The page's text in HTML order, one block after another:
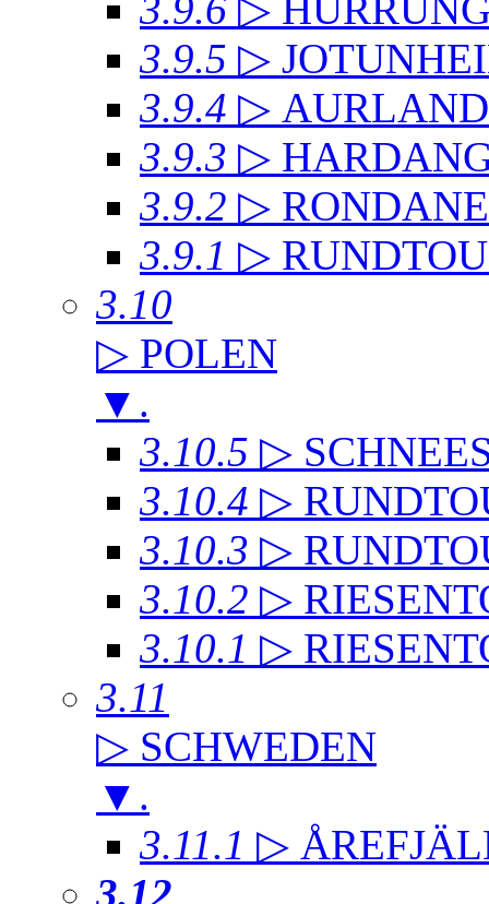
3.9.5 ▷
3.9.4 ▷
3.9.3 ▷
3.9.2 ▷
3.9.1 ▷
3.10
▷ POLEN
▼ .
3.10.5 ▷
3.10.4 ▷
3.10.3 ▷
3.10.2 ▷
3.10.1 ▷
3.11
▷ SCHWEDEN
▼ .
3.11.1 ▷
3.12